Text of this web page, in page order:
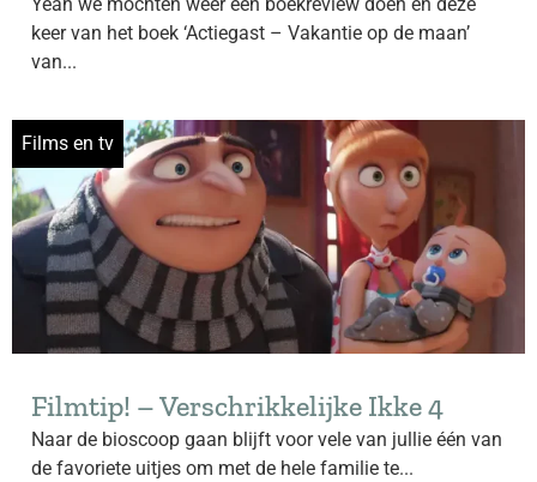
keer van het boek ‘Actiegast – Vakantie op de maan’
van...
Films en tv
Filmtip! – Verschrikkelijke Ikke 4
Naar de bioscoop gaan blijft voor vele van jullie één van
de favoriete uitjes om met de hele familie te...